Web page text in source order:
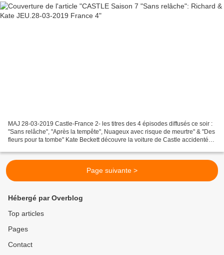
MAJ 28-03-2019 Castle-France 2- les titres des 4 épisodes diffusés ce soir :
"Sans relâche", "Après la tempête", Nuageux avec risque de meurtre" & "Des
fleurs pour ta tombe" Kate Beckett découvre la voiture de Castle accidentée
Page suivante >
Hébergé par Overblog
Top articles
Pages
Contact